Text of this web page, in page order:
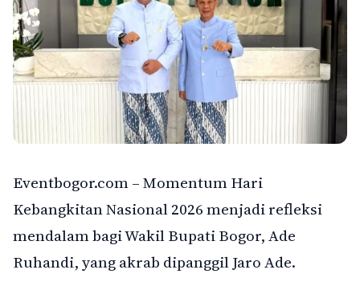
Eventbogor.com – Momentum Hari
Kebangkitan Nasional 2026 menjadi refleksi
mendalam bagi Wakil Bupati Bogor, Ade
Ruhandi, yang akrab dipanggil Jaro Ade.